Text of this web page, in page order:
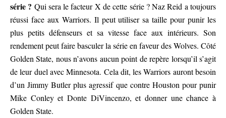
série ? Qui sera le facteur X de cette série ? Naz Reid a toujours
réussi face aux Warriors. Il peut utiliser sa taille pour punir les
plus petits défenseurs et sa vitesse face aux intérieurs. Son
rendement peut faire basculer la série en faveur des Wolves. Côté
Golden State, nous n’avons aucun point de repère lorsqu’il s’agit
de leur duel avec Minnesota. Cela dit, les Warriors auront besoin
d’un Jimmy Butler plus agressif que contre Houston pour punir
Mike Conley et Donte DiVincenzo, et donner une chance à
Golden State.